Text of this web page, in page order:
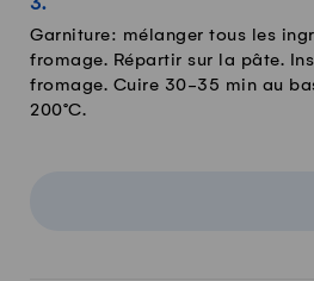
Garniture: mélanger tous les
fromage. Répartir sur la pâte.
fromage. Cuire 30-35 min au
200°C.